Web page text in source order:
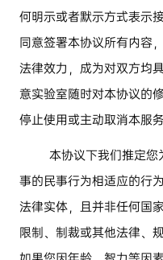
何明示或者默示方式表示
同意签署本协议所有内容
法律效力，成为对双方均
意实验室随时对本协议的
停止使用或主动取消本服务
本协议下我们推定
事的民事行为相适应的行
法律实体，且并非任何国
限制、制裁或其他法律、